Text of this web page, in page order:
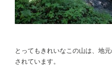
とってもきれいなこの山は、地
されています。